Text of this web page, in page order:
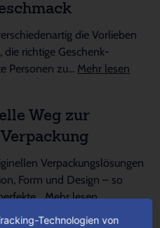
die Vorlieben
die richtige Geschenk-
Personen zu... Mehr lesen
Weg zur
Verpackungslösungen
Form und Design – so
Mehr lesen
Technologien von